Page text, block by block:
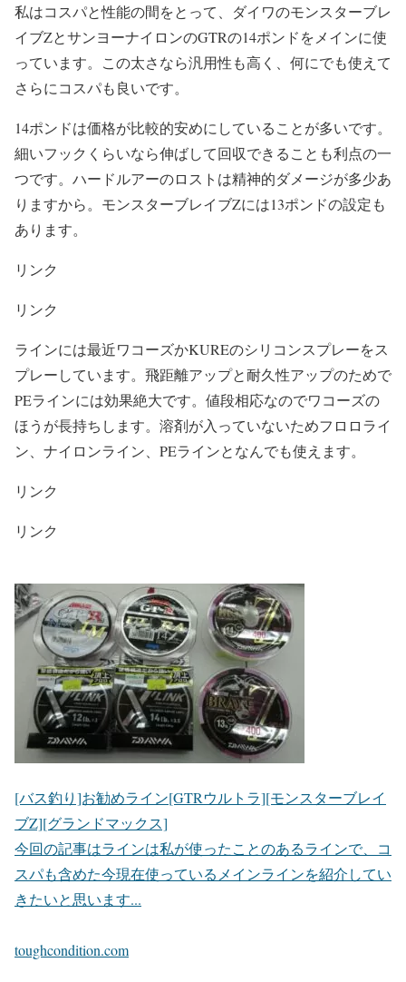
私はコスパと性能の間をとって、ダイワのモンスターブレ
イブZとサンヨーナイロンのGTRの14ポンドをメインに使
っています。この太さなら汎用性も高く、何にでも使えて
さらにコスパも良いです。
14ポンドは価格が比較的安めにしていることが多いです。
細いフックくらいなら伸ばして回収できることも利点の一
つです。ハードルアーのロストは精神的ダメージが多少あ
りますから。モンスターブレイブZには13ポンドの設定も
あります。
リンク
リンク
ラインには最近ワコーズかKUREのシリコンスプレーをス
プレーしています。飛距離アップと耐久性アップのためで
PEラインには効果絶大です。値段相応なのでワコーズの
ほうが長持ちします。溶剤が入っていないためフロロライ
ン、ナイロンライン、PEラインとなんでも使えます。
リンク
リンク
[バス釣り]お勧めライン[GTRウルトラ][モンスターブレイ
ブZ][グランドマックス]
今回の記事はラインは私が使ったことのあるラインで、コ
スパも含めた今現在使っているメインラインを紹介してい
きたいと思います...
toughcondition.com